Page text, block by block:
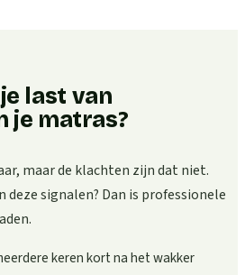
last van
je matras?
maar de klachten zijn dat niet.
deze signalen? Dan is professionele
keren kort na het wakker